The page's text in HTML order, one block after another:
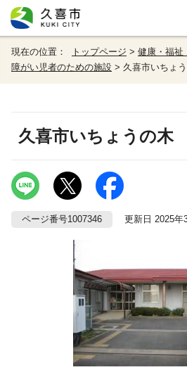
現在の位置： トップページ > 健康・福祉
障がい児者のための施設 > 久喜市いちょ
久喜市いちょうの木
ページ番号1007346 更新日 2025年3